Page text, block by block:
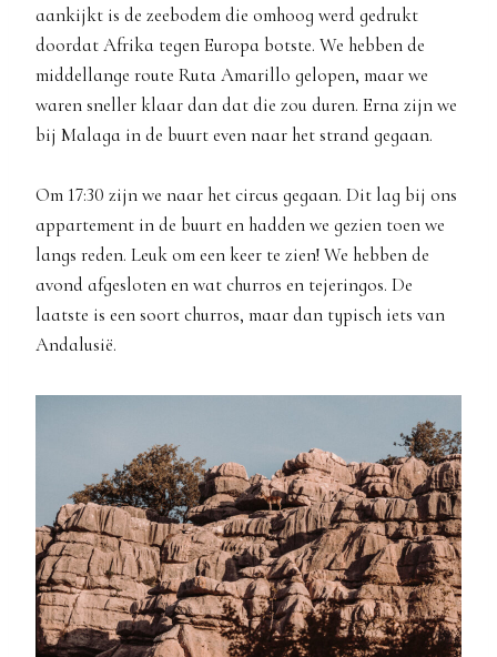
aankijkt is de zeebodem die omhoog werd gedrukt
doordat Afrika tegen Europa botste. We hebben de
middellange route Ruta Amarillo gelopen, maar we
waren sneller klaar dan dat die zou duren. Erna zijn we
bij Malaga in de buurt even naar het strand gegaan.
Om 17:30 zijn we naar het circus gegaan. Dit lag bij ons
appartement in de buurt en hadden we gezien toen we
langs reden. Leuk om een keer te zien! We hebben de
avond afgesloten en wat churros en tejeringos. De
laatste is een soort churros, maar dan typisch iets van
Andalusië.